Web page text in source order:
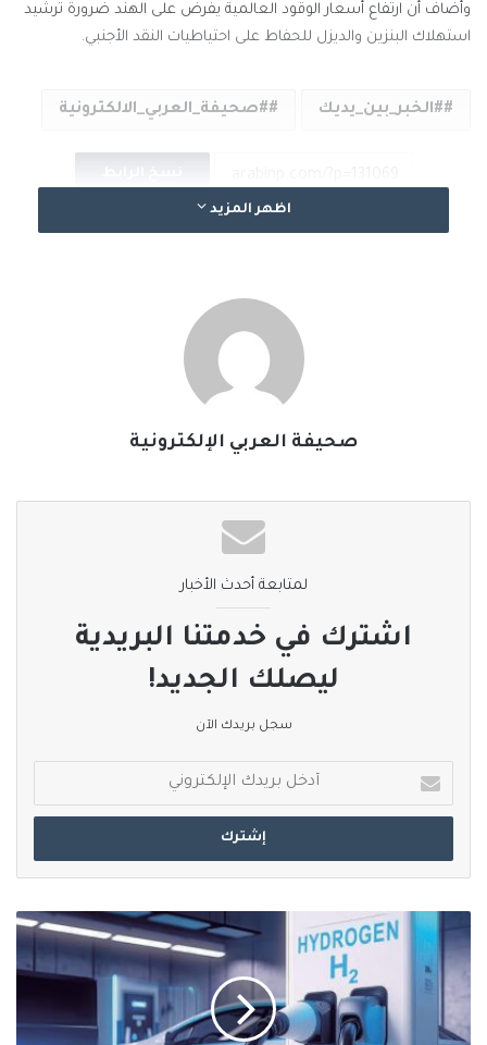
وأضاف ‌أن ارتفاع ⁠أسعار الوقود العالمية ‌يفرض على الهند ضرورة ترشيد
استهلاك البنزين ⁠والديزل للحفاط ​على احتياطيات النقد الأجنبي.
#الخبر_بين_يديك #صحيفة_العربي_الالكترونية
اظهر المزيد
صحيفة العربي الإلكترونية
لمتابعة أحدث الأخبار
اشترك في خدمتنا البريدية
ليصلك الجديد!
سجل بريدك الآن
بريدك
الإلكتروني
سائل